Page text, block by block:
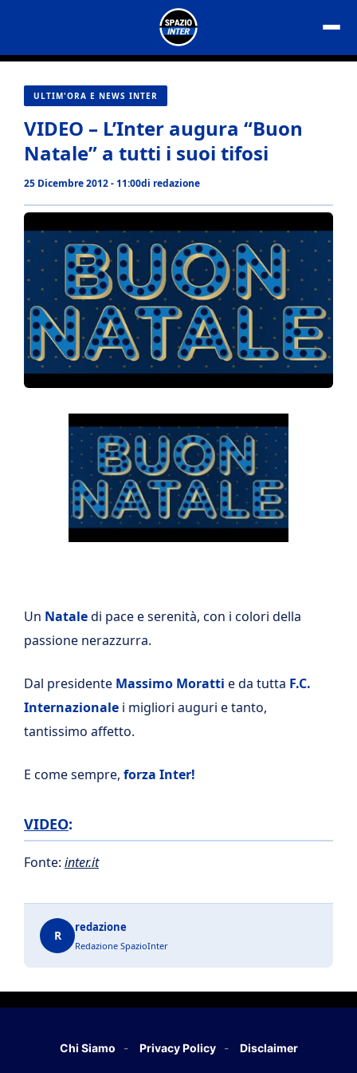
contenuto
ULTIM'ORA E NEWS INTER
VIDEO – L’Inter augura “Buon
Natale” a tutti i suoi tifosi
25 Dicembre 2012 - 11:00di redazione
Un Nataledi pace e serenità, con i colori della
passione nerazzurra.
Dal presidente Massimo Moratti e da tutta F.C.
Internazionale i migliori auguri e tanto,
tantissimo affetto.
E come sempre, forza Inter!
VIDEO:
Fonte: inter.it
R
redazione
Redazione SpazioInter
Chi Siamo Privacy Policy Disclaimer